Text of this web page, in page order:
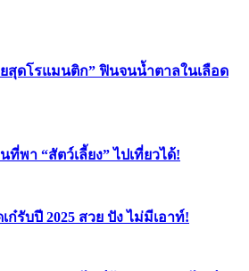
สุดโรแมนติก” ฟินจนน้ำตาลในเลือด
พา “สัตว์เลี้ยง” ไปเที่ยวได้!
ก๋รับปี 2025 สวย ปัง ไม่มีเอาท์!